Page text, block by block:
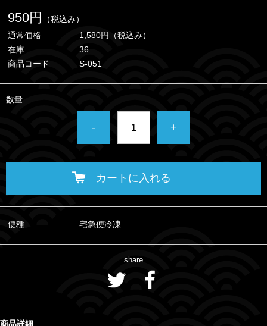
950円
（税込み）
通常価格
1,580円
（税込み）
在庫
36
商品コード
S-051
数量
- +
カートに入れる
便種 宅急便冷凍
share
商品詳細